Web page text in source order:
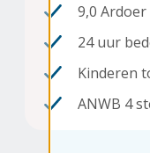
9,0
24 uur
Kinderen
ANWB 4